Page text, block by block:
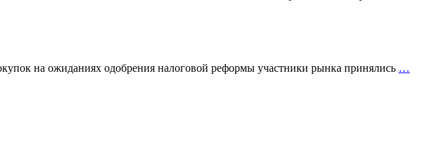
на ожиданиях одобрения налоговой реформы участники рынка принялись …